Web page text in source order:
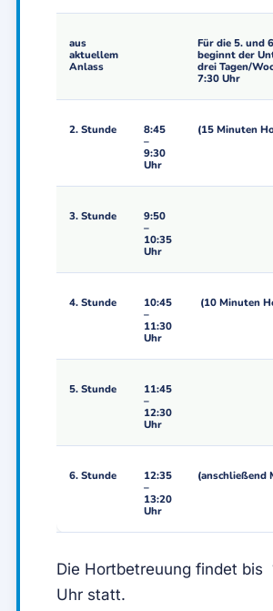
aus
aktuellem
Anlass
Für die 5. und
beginnt der
drei Tagen/
7:30 Uhr
2. Stunde
8:45
–
9:30
Uhr
(15 Minuten
3. Stunde
9:50
–
10:35
Uhr
4. Stunde
10:45
–
11:30
Uhr
(10 Minuten
5. Stunde
11:45
–
12:30
Uhr
6. Stunde
12:35
–
13:20
Uhr
(anschließend
Die Hortbetreuung findet bis
Uhr statt.